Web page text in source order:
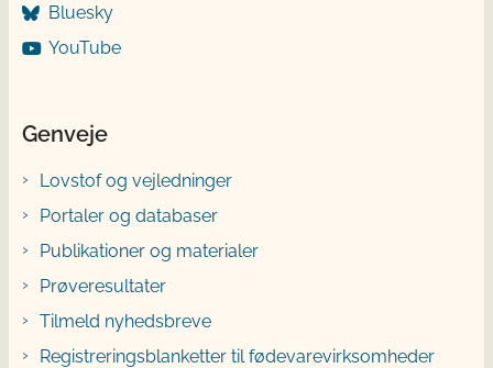
Bluesky
YouTube
Genveje
Lovstof og vejledninger
Portaler og databaser
Publikationer og materialer
Prøveresultater
Tilmeld nyhedsbreve
Registreringsblanketter til fødevarevirksomheder